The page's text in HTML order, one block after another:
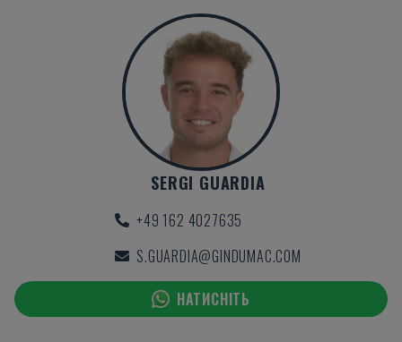
SERGI GUARDIA
+49 162 4027635
S.GUARDIA@GINDUMAC.COM
НАТИСНІТЬ